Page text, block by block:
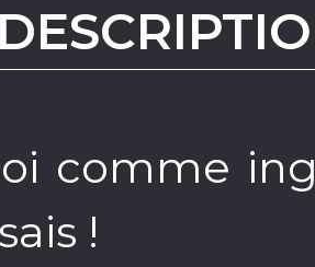
comme
!